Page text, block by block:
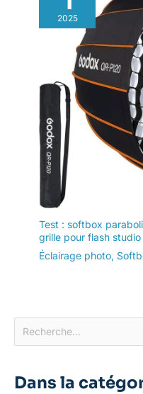
2025
Test : softbox
grille pour flash studio
Éclairage photo,
Dans la